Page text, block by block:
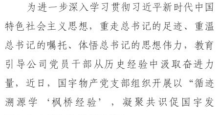
为进一步深入学习贯彻习近平新时代中国
特色社会主义思想，
重走总书记的足迹、重温
总书记的嘱托、体悟总书记的 思想伟力 ， 教育
引导公司党员 干部 从历史经验中 汲取奋进力
量， 近日 ， 国宇物产党支部组织开展以
“循迹
溯源学‘枫桥经验’，凝聚共识促国宇发